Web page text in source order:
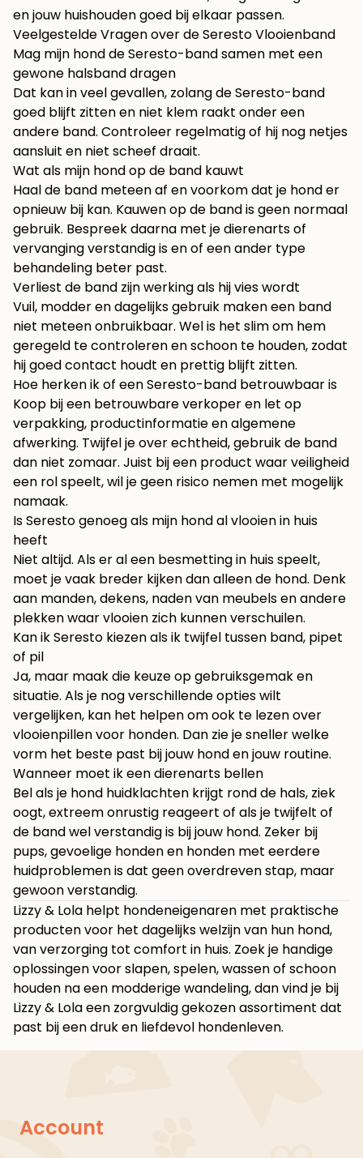
en jouw huishouden goed bij elkaar passen.
Veelgestelde Vragen over de Seresto Vlooienband
Mag mijn hond de Seresto-band samen met een
gewone halsband dragen
Dat kan in veel gevallen, zolang de Seresto-band
goed blijft zitten en niet klem raakt onder een
andere band. Controleer regelmatig of hij nog netjes
aansluit en niet scheef draait.
Wat als mijn hond op de band kauwt
Haal de band meteen af en voorkom dat je hond er
opnieuw bij kan. Kauwen op de band is geen normaal
gebruik. Bespreek daarna met je dierenarts of
vervanging verstandig is en of een ander type
behandeling beter past.
Verliest de band zijn werking als hij vies wordt
Vuil, modder en dagelijks gebruik maken een band
niet meteen onbruikbaar. Wel is het slim om hem
geregeld te controleren en schoon te houden, zodat
hij goed contact houdt en prettig blijft zitten.
Hoe herken ik of een Seresto-band betrouwbaar is
Koop bij een betrouwbare verkoper en let op
verpakking, productinformatie en algemene
afwerking. Twijfel je over echtheid, gebruik de band
dan niet zomaar. Juist bij een product waar veiligheid
een rol speelt, wil je geen risico nemen met mogelijk
namaak.
Is Seresto genoeg als mijn hond al vlooien in huis
heeft
Niet altijd. Als er al een besmetting in huis speelt,
moet je vaak breder kijken dan alleen de hond. Denk
aan manden, dekens, naden van meubels en andere
plekken waar vlooien zich kunnen verschuilen.
Kan ik Seresto kiezen als ik twijfel tussen band, pipet
of pil
Ja, maar maak die keuze op gebruiksgemak en
situatie. Als je nog verschillende opties wilt
vergelijken, kan het helpen om ook te lezen over
vlooienpillen voor honden. Dan zie je sneller welke
vorm het beste past bij jouw hond en jouw routine.
Wanneer moet ik een dierenarts bellen
Bel als je hond huidklachten krijgt rond de hals, ziek
oogt, extreem onrustig reageert of als je twijfelt of
de band wel verstandig is bij jouw hond. Zeker bij
pups, gevoelige honden en honden met eerdere
huidproblemen is dat geen overdreven stap, maar
gewoon verstandig.
Lizzy & Lola helpt hondeneigenaren met praktische
producten voor het dagelijks welzijn van hun hond,
van verzorging tot comfort in huis. Zoek je handige
oplossingen voor slapen, spelen, wassen of schoon
houden na een modderige wandeling, dan vind je bij
Lizzy & Lolaeen zorgvuldig gekozen assortiment dat
past bij een druk en liefdevol hondenleven.
Account